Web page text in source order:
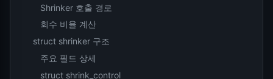
Shrinker 호출 경로
회수 비율 계산
struct shrinker 구조
주요 필드 상세
struct shrink_control